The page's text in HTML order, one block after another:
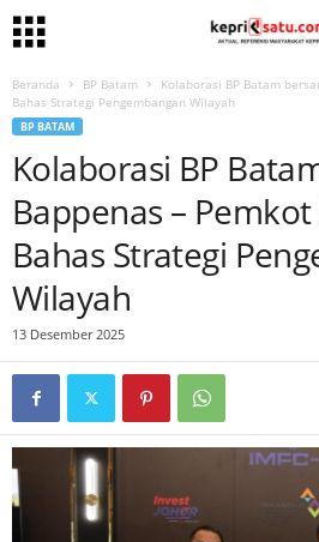
Beranda BP Batam
Kolaborasi BP Batam
Bahas Strategi Pengembangan Wilayah
BP BATAM
Kolaborasi BP
Bappenas –
Bahas Strategi
Wilayah
13 Desember 2025